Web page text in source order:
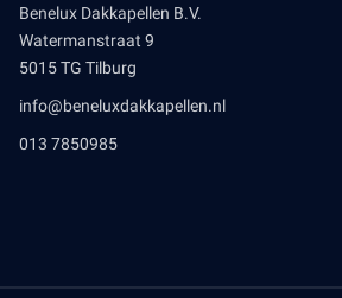
Benelux Dakkapellen B.V.
Watermanstraat 9
5015 TG Tilburg
info@beneluxdakkapellen.nl
013 7850985